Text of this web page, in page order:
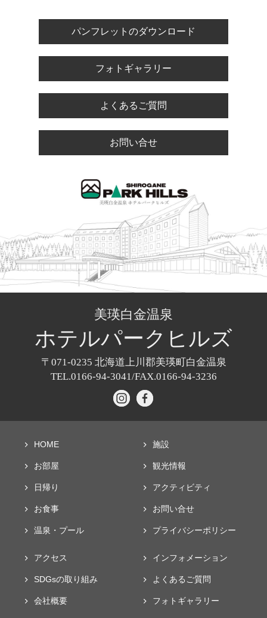
パンフレットのダウンロード
フォトギャラリー
よくあるご質問
お問い合せ
美瑛白金温泉
ホテルパークヒルズ
〒071-0235 北海道上川郡美瑛町白金温泉
TEL.0166-94-3041/FAX.0166-94-3236
HOME
お部屋
日帰り
お食事
温泉・プール
施設
観光情報
アクティビティ
お問い合せ
プライバシーポリシー
アクセス
SDGsの取り組み
会社概要
インフォメーション
よくあるご質問
フォト ギャラリー